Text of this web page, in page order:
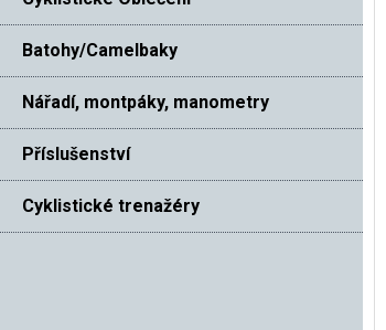
Batohy/Camelbaky
Nářadí, montpáky, manometry
Příslušenství
Cyklistické trenažéry